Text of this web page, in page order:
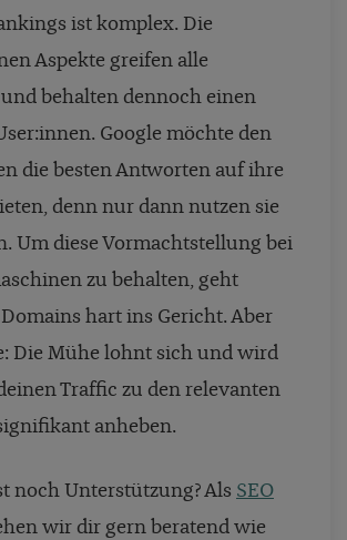
ist komplex. Die
Aspekte greifen alle
behalten dennoch einen
Google möchte den
die besten Antworten auf ihre
denn nur dann nutzen sie
Um diese Vormachtstellung bei
zu behalten, geht
hart ins Gericht. Aber
Die Mühe lohnt sich und wird
Traffic zu den relevanten
anheben.
noch Unterstützung? Als SEO
wir dir gern beratend wie